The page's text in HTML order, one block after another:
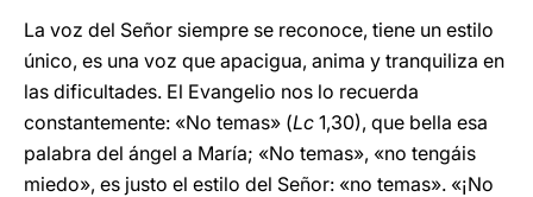
La voz del Señor siempre se reconoce, tiene un estilo
único, es una voz que apacigua, anima y tranquiliza en
las dificultades. El Evangelio nos lo recuerda
constantemente: «No temas» (Lc 1,30), que bella esa
palabra del ángel a María; «No temas», «no tengáis
miedo», es justo el estilo del Señor: «no temas». «¡No